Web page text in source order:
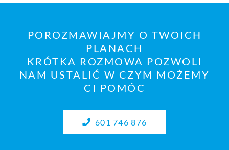
POROZMAWIAJMY O TWOICH
PLANACH
KRÓTKA ROZMOWA POZWOLI
NAM USTALIĆ W CZYM MOŻEMY
CI POMÓC
601 746 876